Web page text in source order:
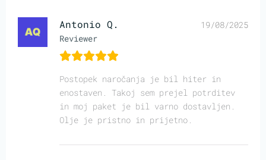
Antonio Q.
Reviewer
19/08/2025
Postopek naročanja je bil hiter in
enostaven. Takoj sem prejel potrditev
in moj paket je bil varno dostavljen.
Olje je pristno in prijetno.